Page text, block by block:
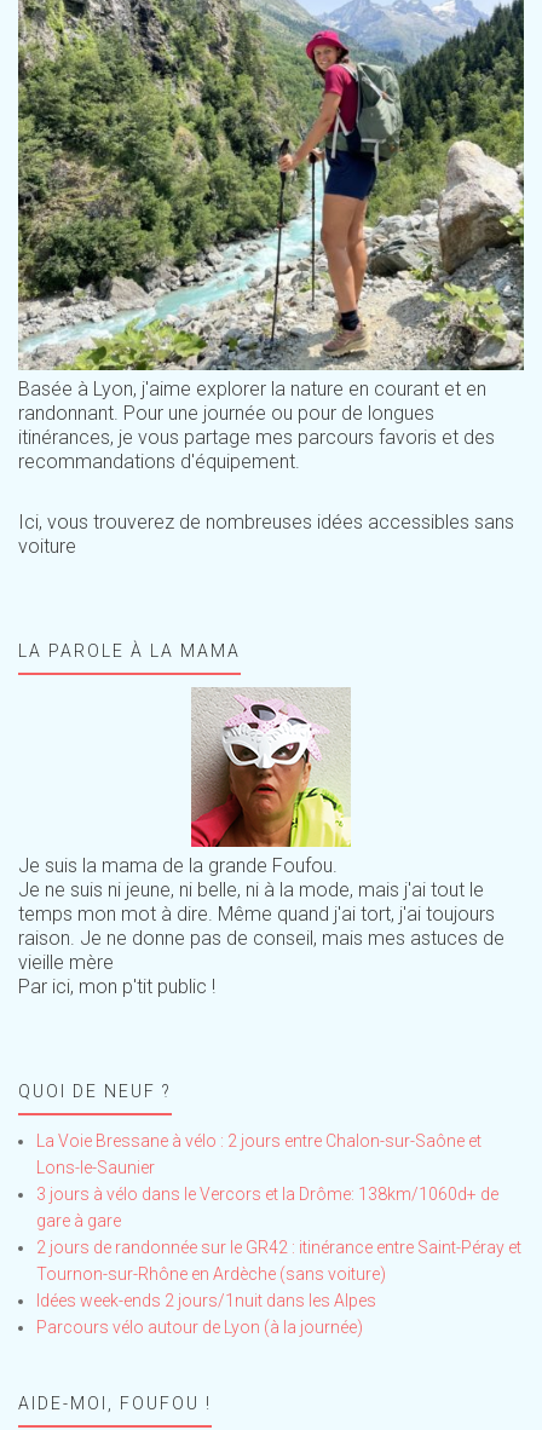
Basée à Lyon, j'aime explorer la nature en courant et en
randonnant. Pour une journée ou pour de longues
itinérances, je vous partage mes parcours favoris et des
recommandations d'équipement.
Ici, vous trouverez de nombreuses idées accessibles sans
voiture
LA PAROLE À LA MAMA
Je suis la mama de la grande Foufou.
Je ne suis ni jeune, ni belle, ni à la mode, mais j'ai tout le
temps mon mot à dire. Même quand j'ai tort, j'ai toujours
raison. Je ne donne pas de conseil, mais mes astuces de
vieille mère
Par ici, mon p'tit public !
QUOI DE NEUF ?
La Voie Bressane à vélo : 2 jours entre Chalon-sur-Saône et
Lons-le-Saunier
3 jours à vélo dans le Vercors et la Drôme: 138km/1060d+ de
gare à gare
2 jours de randonnée sur le GR42 : itinérance entre Saint-Péray et
Tournon-sur-Rhône en Ardèche (sans voiture)
Idées week-ends 2 jours/1nuit dans les Alpes
Parcours vélo autour de Lyon (à la journée)
AIDE-MOI, FOUFOU !